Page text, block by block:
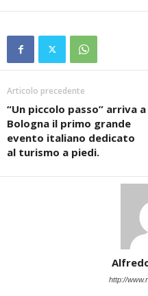
Articolo precedente
“Un piccolo passo” arriva a
Bologna il primo grande
evento italiano dedicato
al turismo a piedi.
http://